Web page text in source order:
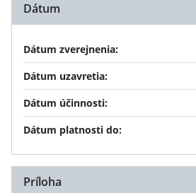
Dátum
Dátum zverejnenia:
Dátum uzavretia:
Dátum účinnosti:
Dátum platnosti do:
Príloha